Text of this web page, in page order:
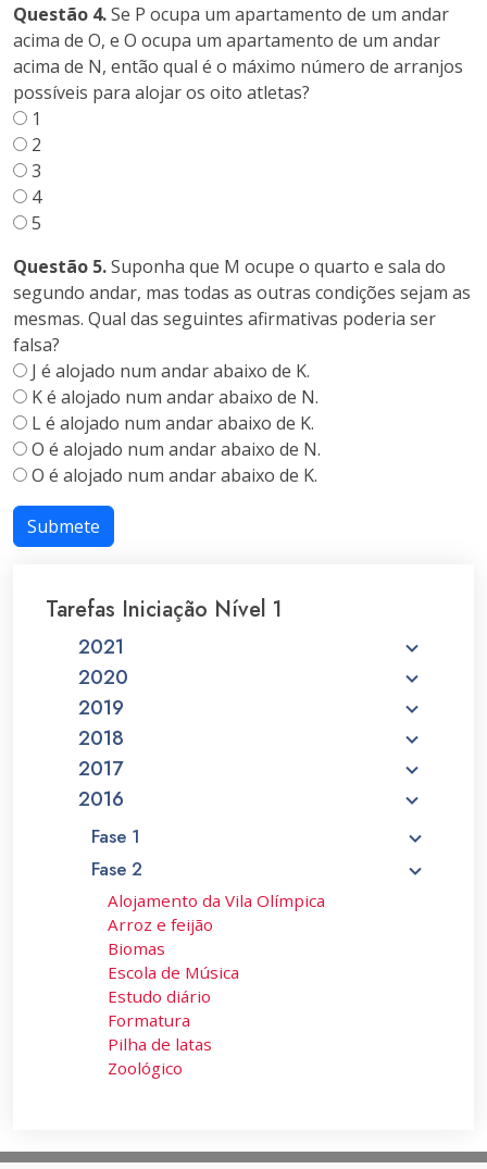
Questão 4.Se P ocupa um apartamento de um andar
acima de O, e O ocupa um apartamento de um andar
acima de N, então qual é o máximo número de arranjos
possíveis para alojar os oito atletas?
1
2
3
4
5
Questão 5.Suponha que M ocupe o quarto e sala do
segundo andar, mas todas as outras condições sejam as
mesmas. Qual das seguintes afirmativas poderia ser
falsa?
J é alojado num andar abaixo de K.
K é alojado num andar abaixo de N.
L é alojado num andar abaixo de K.
O é alojado num andar abaixo de N.
O é alojado num andar abaixo de K.
Submete
Tarefas Iniciação Nível 1
2021
2020
2019
2018
2017
2016
Fase 1
Fase 2
Alojamento da Vila Olímpica
Arroz e feijão
Biomas
Escola de Música
Estudo diário
Formatura
Pilha de latas
Zoológico